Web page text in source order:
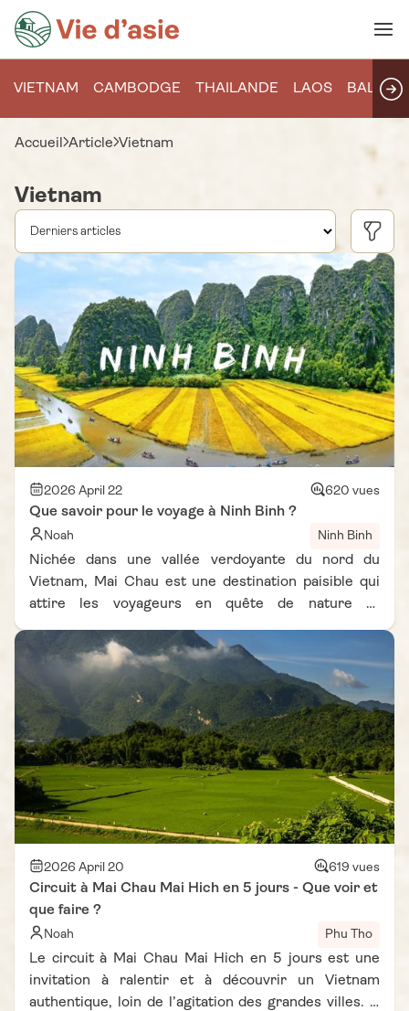
VIETNAM CAMBODGE THAILANDE LAOS BALI
Accueil Article Vietnam
Vietnam
2026 April 22 620 vues
Que savoir pour le voyage à Ninh Binh ?
Noah Ninh Binh
Nichée dans une vallée verdoyante du nord du
Vietnam, Mai Chau est une destination paisible qui
attire les voyageurs en quête de nature et
cette région, il est essentiel de bien choisir la
période de voyage. La meilleure période pour visiter
Mai Chau dépend fortement du climat, des rizières
et des activités possibles sur place. Selon notre
expérience et plusieurs récits inspirés d’un carnet
de voyage Vietnam Vie D'Asie, savoir quand partir à
Mai Chau permet de transformer complètement le
séjour. Entre rizières changeantes, villages
ethniques et paysages de montagne, chaque saison
offre une ambiance différente et unique.
2026 April 20 619 vues
Circuit à Mai Chau Mai Hich en 5 jours - Que voir et
que faire ?
Noah Phu Tho
Le circuit à Mai Chau Mai Hich en 5 jours est une
invitation à ralentir et à découvrir un Vietnam
authentique, loin de l’agitation des grandes villes. À